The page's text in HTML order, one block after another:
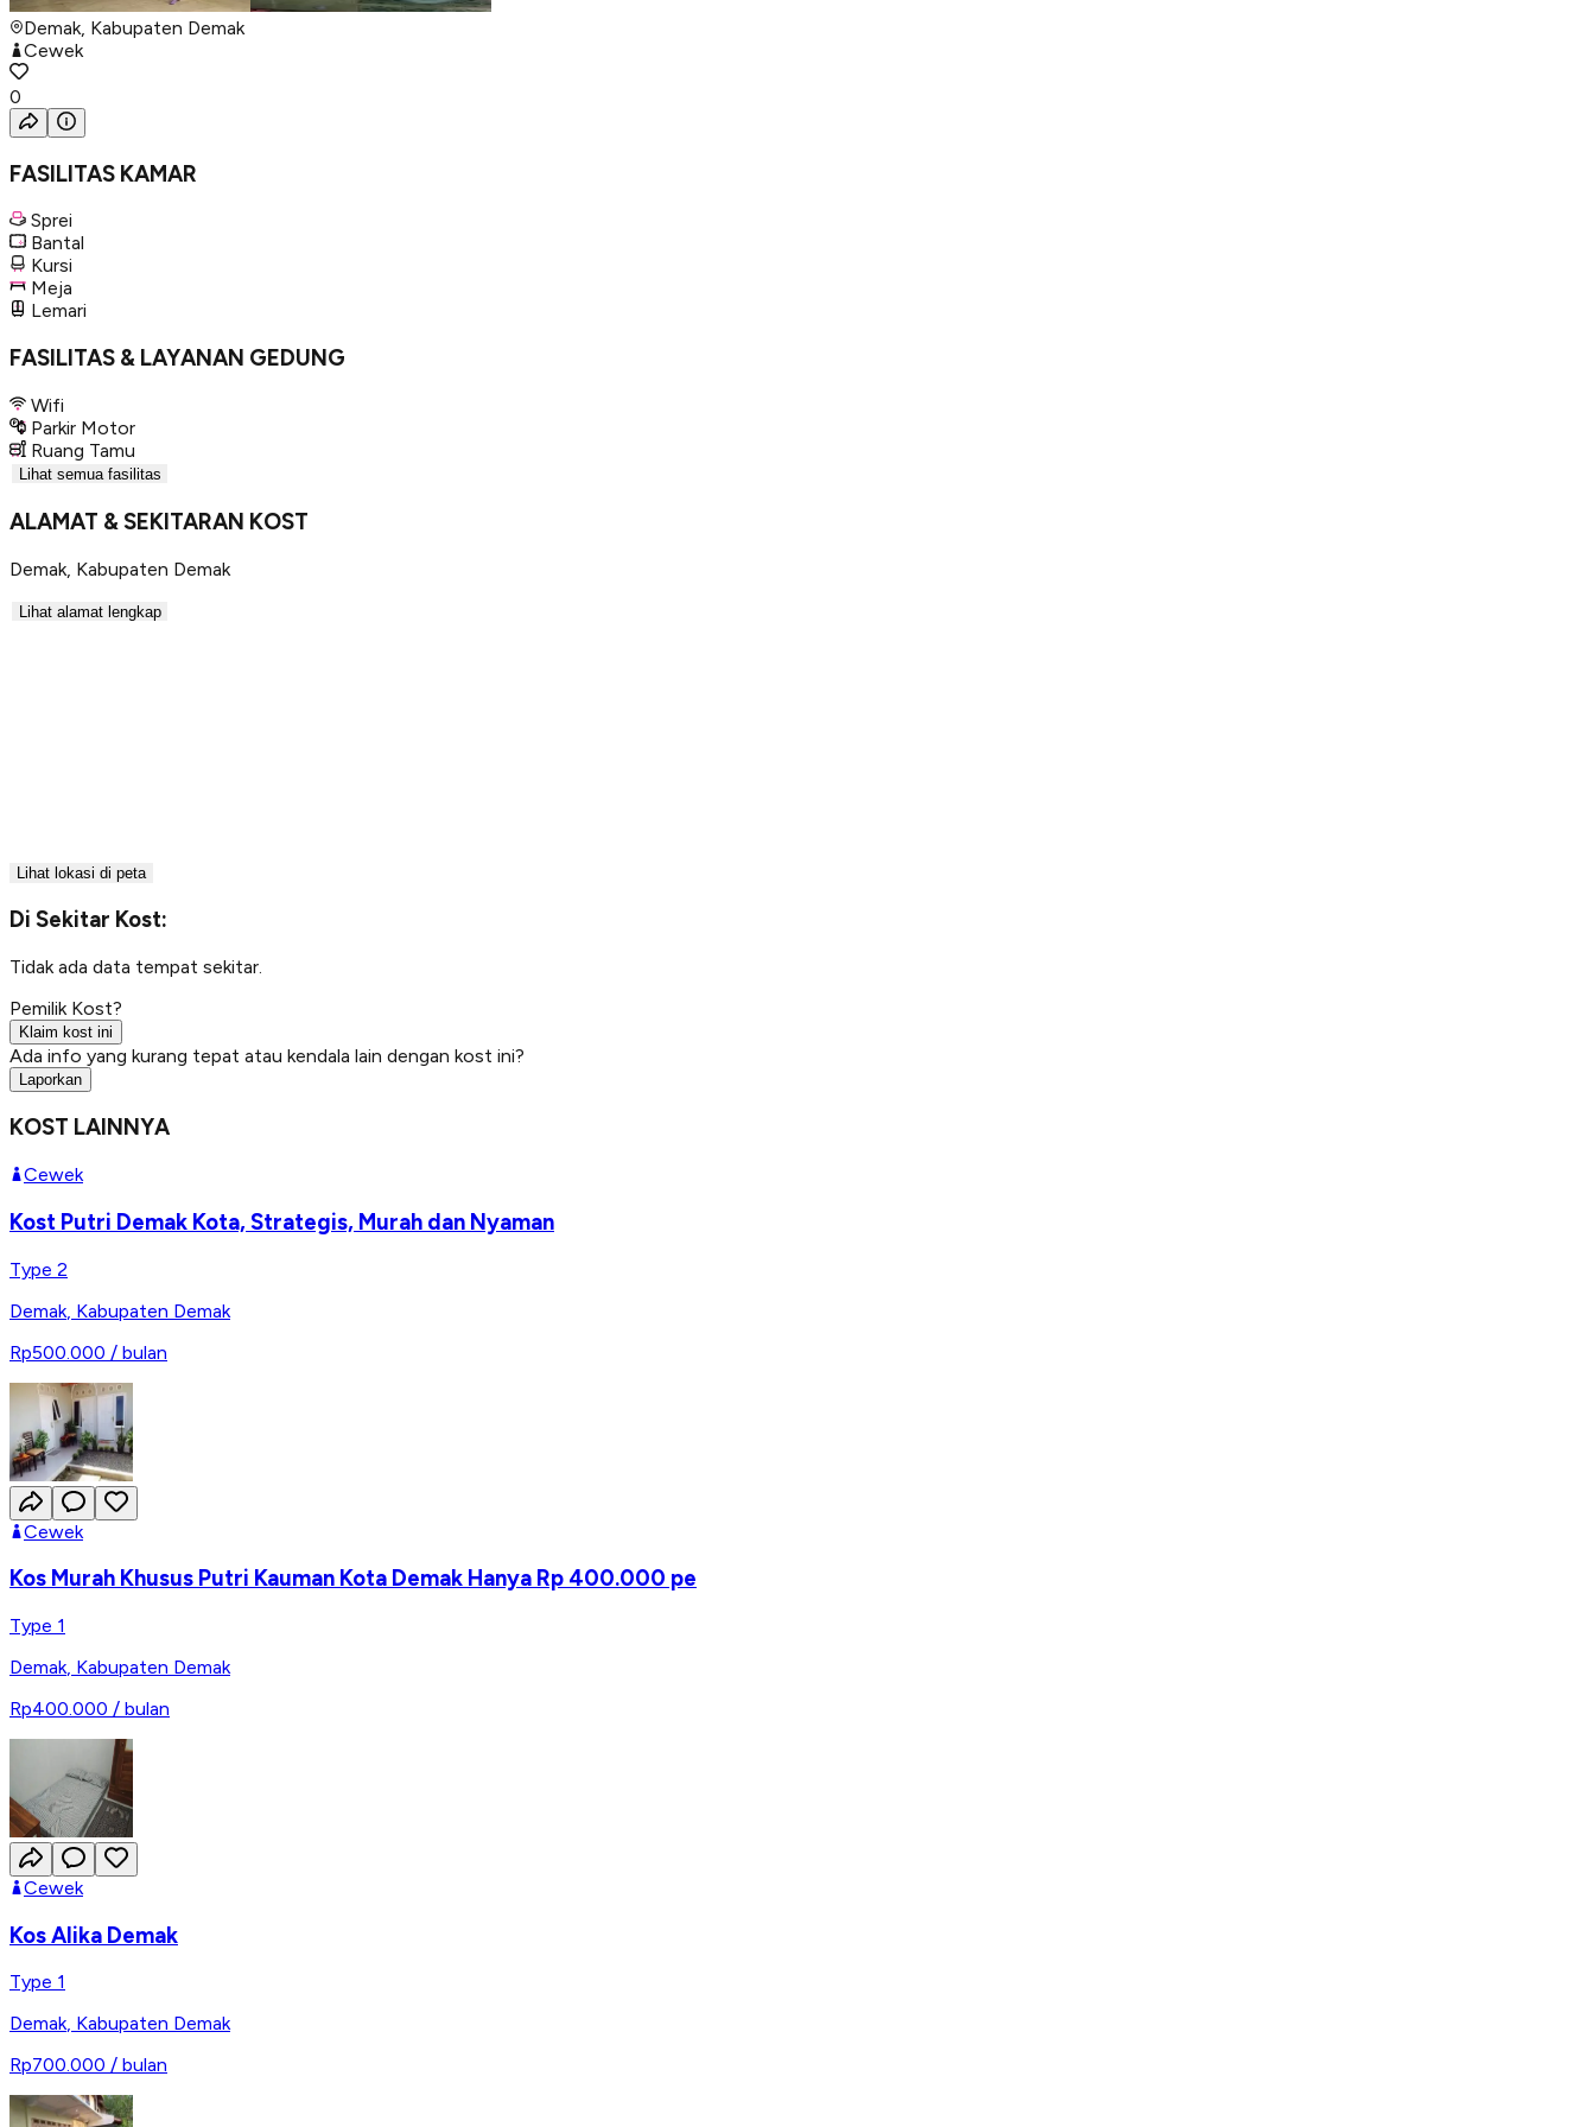
Demak, Kabupaten Demak
Cewek
0
FASILITAS KAMAR
Sprei
Bantal
Kursi
Meja
Lemari
FASILITAS & LAYANAN GEDUNG
Wifi
Parkir Motor
Ruang Tamu
Lihat semua fasilitas
ALAMAT & SEKITARAN KOST
Demak Kabupaten Demak
Lihat alamat lengkap
Lihat lokasi di peta
Di Sekitar Kost:
Tidak ada data tempat sekitar.
Pemilik Kost?
Klaim kost ini
Ada info yang kurang tepat atau kendala lain dengan kost ini?
Laporkan
KOST LAINNYA
Cewek
Kost Putri Demak Kota, Strategis, Murah dan Nyaman
Type 2
Demak Kabupaten Demak
Rp500.000 / bulan
Cewek
Kos Murah Khusus Putri Kauman Kota Demak Hanya Rp 400.000 pe
Type 1
Demak, Kabupaten Demak
Rp400.000 / bulan
Cewek
Kos Alika Demak
Type 1
Demak, Kabupaten Demak
Rp700.000 / bulan